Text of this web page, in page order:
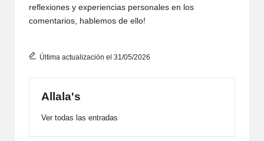
reflexiones y experiencias personales en los
comentarios, hablemos de ello!
Última actualización el 31/05/2026
Allala's
Ver todas las entradas